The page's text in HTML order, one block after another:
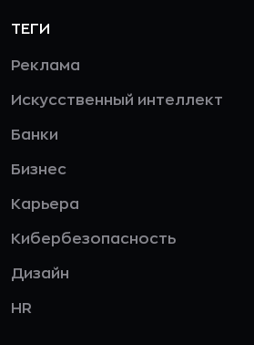
ТЕГИ
Реклама
Искусственный интеллект
Банки
Бизнес
Карьера
Кибербезопасность
Дизайн
HR